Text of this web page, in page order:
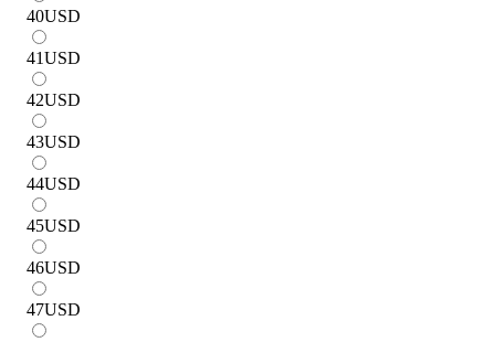
40USD
41USD
42USD
43USD
44USD
45USD
46USD
47USD